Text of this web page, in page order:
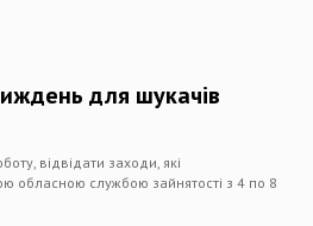
для шукачів
відвідати заходи, які
обласною службою зайнятості з 4 по 8